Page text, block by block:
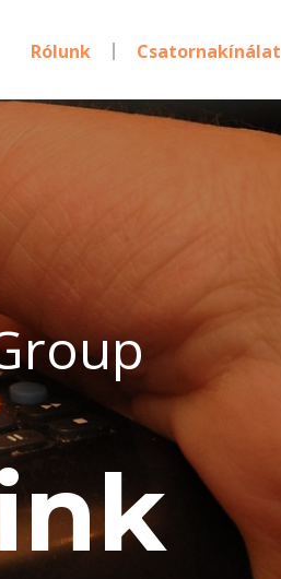
Rólunk Csatornakínálat